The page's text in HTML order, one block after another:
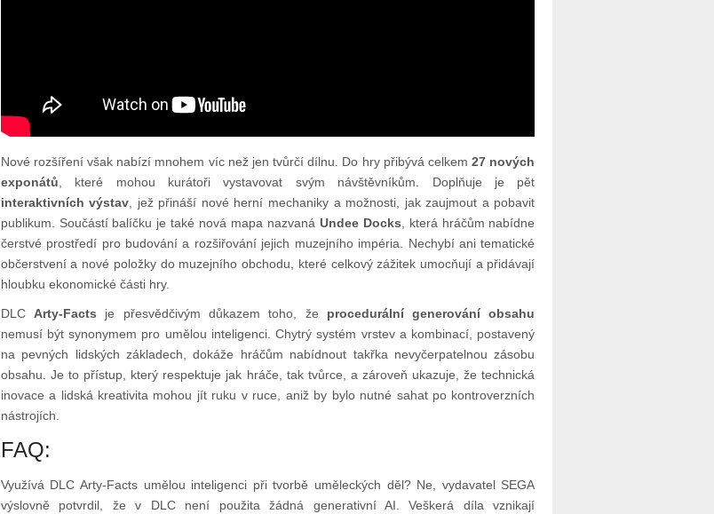
Nové rozšíření však nabízí mnohem víc než jen tvůrčí dílnu. Do hry přibývá celkem27 nových
exponátů, které mohou kurátoři vystavovat svým návštěvníkům. Doplňuje je pět
interaktivních výstav, jež přináší nové herní mechaniky a možnosti, jak zaujmout a pobavit
publikum. Součástí balíčku je také nová mapa nazvaná Undee Docks, která hráčům nabídne
čerstvé prostředí pro budování a rozšiřování jejich muzejního impéria. Nechybí ani tematické
občerstvení a nové položky do muzejního obchodu, které celkový zážitek umocňují a přidávají
hloubku ekonomické části hry.
DLC Arty-Facts je přesvědčivým důkazem toho, že procedurální generování obsahu
nemusí být synonymem pro umělou inteligenci. Chytrý systém vrstev a kombinací, postavený
na pevných lidských základech, dokáže hráčům nabídnout takřka nevyčerpatelnou zásobu
obsahu. Je to přístup, který respektuje jak hráče, tak tvůrce, a zároveň ukazuje, že technická
inovace a lidská kreativita mohou jít ruku v ruce, aniž by bylo nutné sahat po kontroverzních
nástrojích.
FAQ:
Využívá DLC Arty-Facts umělou inteligenci při tvorbě uměleckých děl? Ne, vydavatel SEGA
výslovně potvrdil, že v DLC není použita žádná generativní AI. Veškerá díla vznikají